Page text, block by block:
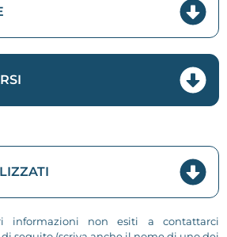
informazioni non esiti a contattarci